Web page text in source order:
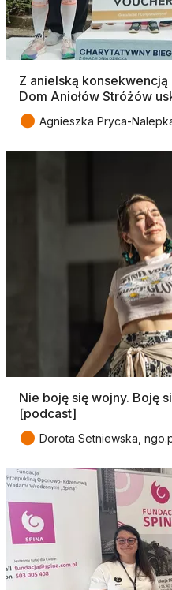
Z anielską
Dom Aniołów Stróżów
● Agnieszka Pryca-
Nie boję się wojny. Boję
[podcast]
● Dorota Setniewska,